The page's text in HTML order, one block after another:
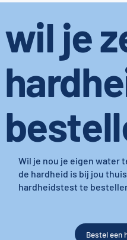
wil je
Wil je nou je eigen water
de hardheid is bij jou
hardheidstest te
Bestel een